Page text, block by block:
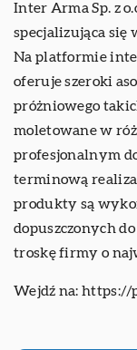
Inter Arma Sp. z
specjalizująca się
Na platformie
oferuje szeroki
próżniowego
moletowane w
profesjonalnym
terminową
produkty są
dopuszczonych
troskę firmy o
Wejdź na: https://